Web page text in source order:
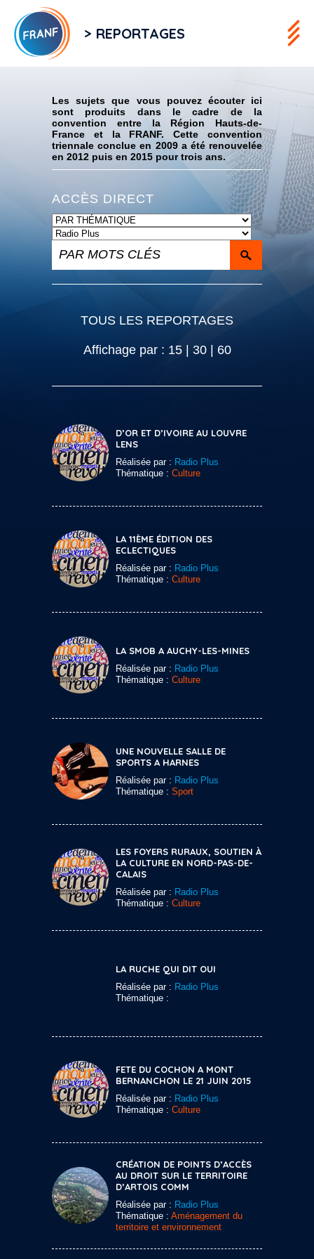
> REPORTAGES
Les sujets que vous pouvez écouter ici
sont produits dans le cadre de la
convention entre la Région Hauts-de-
France et la FRANF. Cette convention
triennale conclue en 2009 a été renouvelée
en 2012 puis en 2015 pour trois ans.
ACCÈS DIRECT
TOUS LES REPORTAGES
Affichage par : 15| 30| 60
D’OR ET D’IVOIRE AU LOUVRE
LENS
Réalisée par : Radio Plus
Thématique : Culture
LA 11ÈME ÉDITION DES
ECLECTIQUES
Réalisée par : Radio Plus
Thématique : Culture
LA SMOB A AUCHY-LES-MINES
Réalisée par : Radio Plus
Thématique : Culture
UNE NOUVELLE SALLE DE
SPORTS A HARNES
Réalisée par : Radio Plus
Thématique : Sport
LES FOYERS RURAUX, SOUTIEN À
LA CULTURE EN NORD-PAS-DE-
CALAIS
Réalisée par : Radio Plus
Thématique : Culture
LA RUCHE QUI DIT OUI
Réalisée par : Radio Plus
Thématique :
FETE DU COCHON A MONT
BERNANCHON LE 21 JUIN 2015
Réalisée par : Radio Plus
Thématique : Culture
CRÉATION DE POINTS D’ACCÈS
AU DROIT SUR LE TERRITOIRE
D’ARTOIS COMM
Réalisée par : Radio Plus
Thématique : Aménagement du
territoire et environnement